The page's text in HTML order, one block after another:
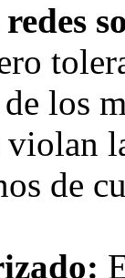
los
de